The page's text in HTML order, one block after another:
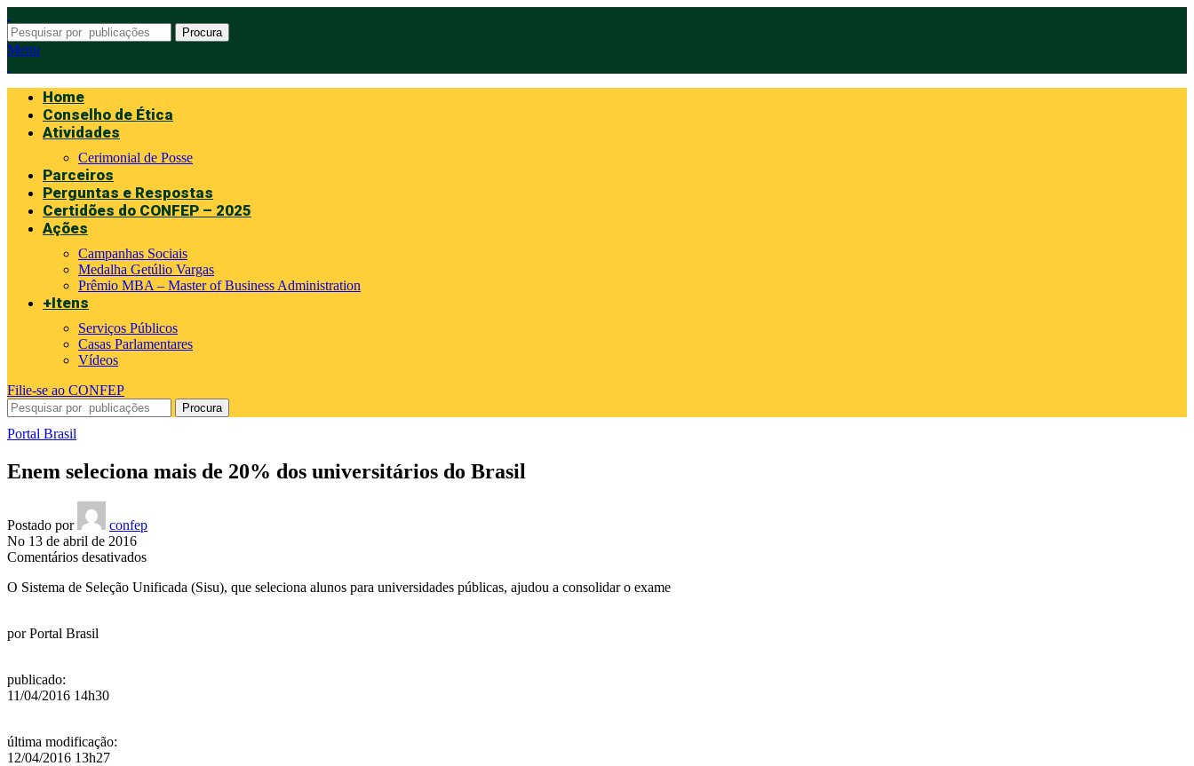
Procura
Menu
Home
Conselho de Ética
Atividades
Cerimonial de Posse
Parceiros
Perguntas e Respostas
Certidões do CONFEP – 2025
Ações
Campanhas Sociais
Medalha Getúlio Vargas
Prêmio MBA – Master of Business Administration
+Itens
Serviços Públicos
Casas Parlamentares
Vídeos
Filie-se ao CONFEP
Procura
Portal Brasil
Enem seleciona mais de 20% dos universitários do Brasil
Postado por
confep
No 13 de abril de 2016
Comentários desativadosem
seleciona
O Sistema de Seleção Unificada (Sisu), que seleciona alunos para universidades públicas, ajudou a consolidar o exame
porPortal Brasil
publicado:
11/04/2016 14h30
última modificação:
12/04/2016 13h27